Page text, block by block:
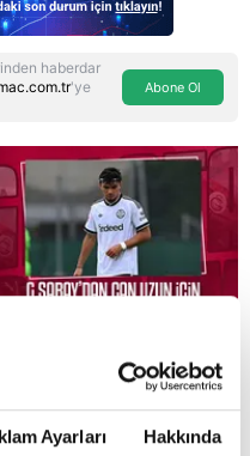
Ayarları Hakkında
haberdar
'ye
Abone Ol